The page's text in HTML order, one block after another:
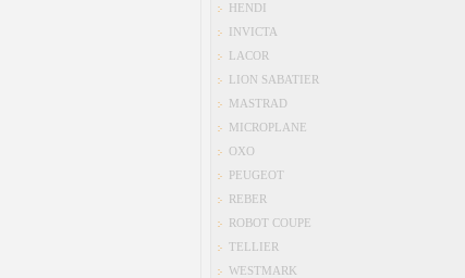
HENDI
INVICTA
LACOR
LION SABATIER
MASTRAD
MICROPLANE
OXO
PEUGEOT
REBER
ROBOT COUPE
TELLIER
WESTMARK